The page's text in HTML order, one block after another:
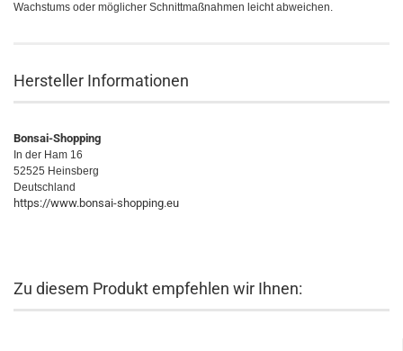
Wachstums oder möglicher Schnittmaßnahmen leicht abweichen.
Hersteller Informationen
Bonsai-Shopping
In der Ham 16
52525 Heinsberg
Deutschland
https://www.bonsai-shopping.eu
Zu diesem Produkt empfehlen wir Ihnen: